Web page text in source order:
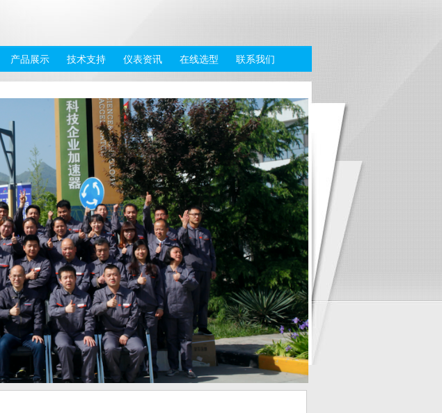
产品展示 技术支持 仪表资讯 在线选型 联系我们